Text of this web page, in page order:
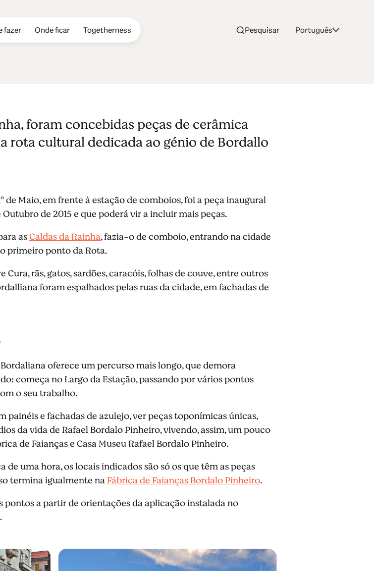
fazer Onde ficar Togetherness Pesquisar Português
Pinheiro -
foram concebidas peças de cerâmica
rota cultural dedicada ao génio de Bordallo
de Maio, em frente à estação de comboios, foi a peça inaugural
de 2015 e que poderá vir a incluir mais peças.
asCaldas da Rainha, fazia-o de comboio, entrando na cidade
primeiro ponto da Rota.
Cura, rãs, gatos, sardões, caracóis, folhas de couve, entre outros
foram espalhados pelas ruas da cidade, em fachadas de
oferece um percurso mais longo, que demora
começa no Largo da Estação, passando por vários pontos
o seu trabalho.
painéis e fachadas de azulejo, ver peças toponímicas únicas,
da vida de Rafael Bordalo Pinheiro, vivendo, assim, um pouco
de Faianças e Casa Museu Rafael Bordalo Pinheiro.
uma hora, os locais indicados são só os que têm as peças
termina igualmente naFábrica de Faianças Bordalo Pinheiro.
a partir de orientações da aplicação instalada no
.